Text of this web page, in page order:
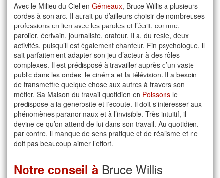
Avec le Milieu du Ciel en Gémeaux, Bruce Willis a plusieurs
cordes à son arc. Il aurait pu d’ailleurs choisir de nombreuses
professions en lien avec les paroles et l’écrit, comme,
parolier, écrivain, journaliste, orateur. Il a, du reste, deux
activités, puisqu’il est également chanteur. Fin psychologue, il
sait parfaitement adapter son jeu d’acteur à des rôles
complexes. Il est prédisposé à travailler auprès d’un vaste
public dans les ondes, le cinéma et la télévision. Il a besoin
de transmettre quelque chose aux autres à travers son
métier. Sa Maison du travail quotidien en Poissons le
prédispose à la générosité et l’écoute. Il doit s’intéresser aux
phénomènes paranormaux et à l’invisible. Très intuitif, il
devine ce qu’on attend de lui dans son travail. Au quotidien,
par contre, il manque de sens pratique et de réalisme et ne
doit pas beaucoup aimer l’effort.
Notre conseil à Bruce Willis